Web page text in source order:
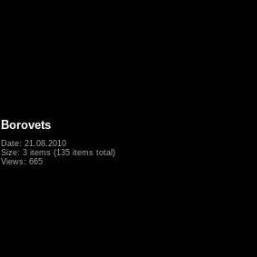
Borovets
Date: 21.08.2010
Size: 3 items (135 items total)
Views: 665